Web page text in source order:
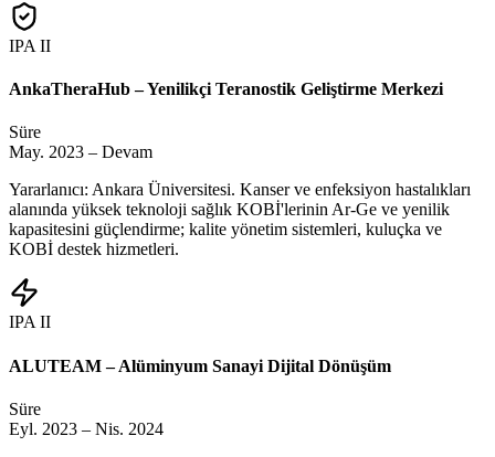
IPA II
AnkaTheraHub – Yenilikçi Teranostik Geliştirme Merkezi
Süre
May. 2023 – Devam
Yararlanıcı: Ankara Üniversitesi. Kanser ve enfeksiyon hastalıkları
alanında yüksek teknoloji sağlık KOBİ'lerinin Ar-Ge ve yenilik
kapasitesini güçlendirme; kalite yönetim sistemleri, kuluçka ve
KOBİ destek hizmetleri.
IPA II
ALUTEAM – Alüminyum Sanayi Dijital Dönüşüm
Süre
Eyl. 2023 – Nis. 2024